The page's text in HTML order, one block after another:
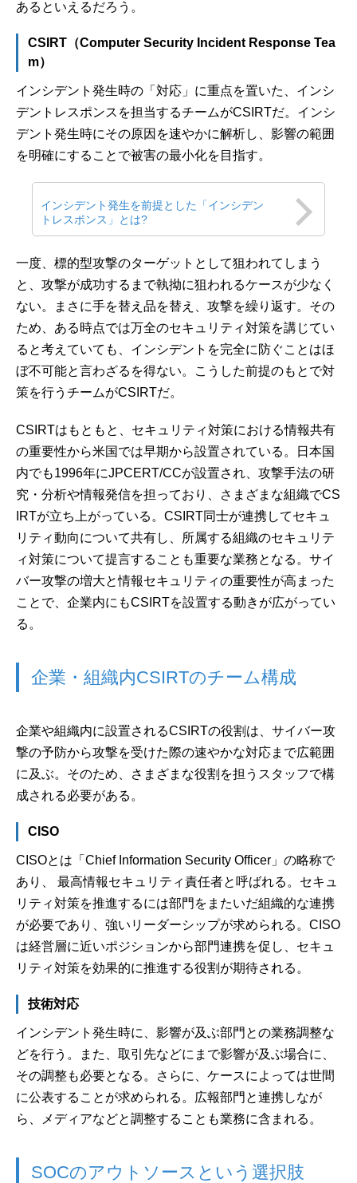
あるといえるだろう。
CSIRT（Computer Security Incident Response Tea
m）
インシデント発生時の「対応」に重点を置いた、インシ
デントレスポンスを担当するチームがCSIRTだ。インシ
デント発生時にその原因を速やかに解析し、影響の範囲
を明確にすることで被害の最小化を目指す。
インシデント発生を前提とした「インシデン
トレスポンス」とは?
一度、標的型攻撃のターゲットとして狙われてしまう
と、攻撃が成功するまで執拗に狙われるケースが少なく
ない。まさに手を替え品を替え、攻撃を繰り返す。その
ため、ある時点では万全のセキュリティ対策を講じてい
ると考えていても、インシデントを完全に防ぐことはほ
ぼ不可能と言わざるを得ない。こうした前提のもとで対
策を行うチームがCSIRTだ。
CSIRTはもともと、セキュリティ対策における情報共有
の重要性から米国では早期から設置されている。日本国
内でも1996年にJPCERT/CCが設置され、攻撃手法の研
究・分析や情報発信を担っており、さまざまな組織でCS
IRTが立ち上がっている。CSIRT同士が連携してセキュ
リティ動向について共有し、所属する組織のセキュリテ
ィ対策について提言することも重要な業務となる。サイ
バー攻撃の増大と情報セキュリティの重要性が高まった
ことで、企業内にもCSIRTを設置する動きが広がってい
る。
企業・組織内CSIRTのチーム構成
企業や組織内に設置されるCSIRTの役割は、サイバー攻
撃の予防から攻撃を受けた際の速やかな対応まで広範囲
に及ぶ。そのため、さまざまな役割を担うスタッフで構
成される必要がある。
CISO
CISOとは「Chief Information Security Officer」の略称で
あり、 最高情報セキュリティ責任者と呼ばれる。セキュ
リティ対策を推進するには部門をまたいだ組織的な連携
が必要であり、強いリーダーシップが求められる。CISO
は経営層に近いポジションから部門連携を促し、セキュ
リティ対策を効果的に推進する役割が期待される。
技術対応
インシデント発生時に、影響が及ぶ部門との業務調整な
どを行う。また、取引先などにまで影響が及ぶ場合に、
その調整も必要となる。さらに、ケースによっては世間
に公表することが求められる。広報部門と連携しなが
ら、メディアなどと調整することも業務に含まれる。
SOCのアウトソースという選択肢